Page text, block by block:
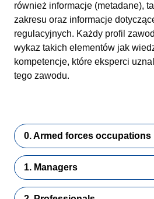
również informacje (metadane),
zakresu oraz informacje
regulacyjnych. Każdy profil
wykaz takich elementów jak
kompetencje, które eksperci
tego zawodu.
0. Armed forces occupations
1. Managers